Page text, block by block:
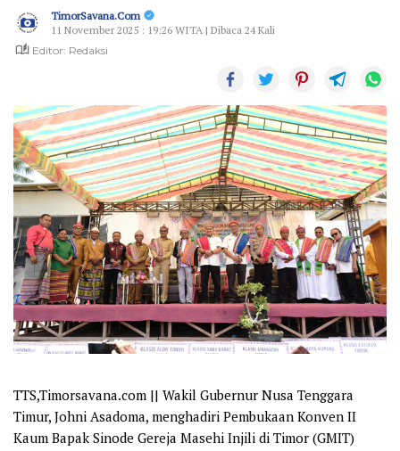
TimorSavana.Com
11 November 2025 : 19:26 WITA | Dibaca 24 Kali
Editor: Redaksi
TTS,Timorsavana.com || Wakil Gubernur Nusa Tenggara
Timur, Johni Asadoma, menghadiri Pembukaan Konven II
Kaum Bapak Sinode Gereja Masehi Injili di Timor (GMIT)